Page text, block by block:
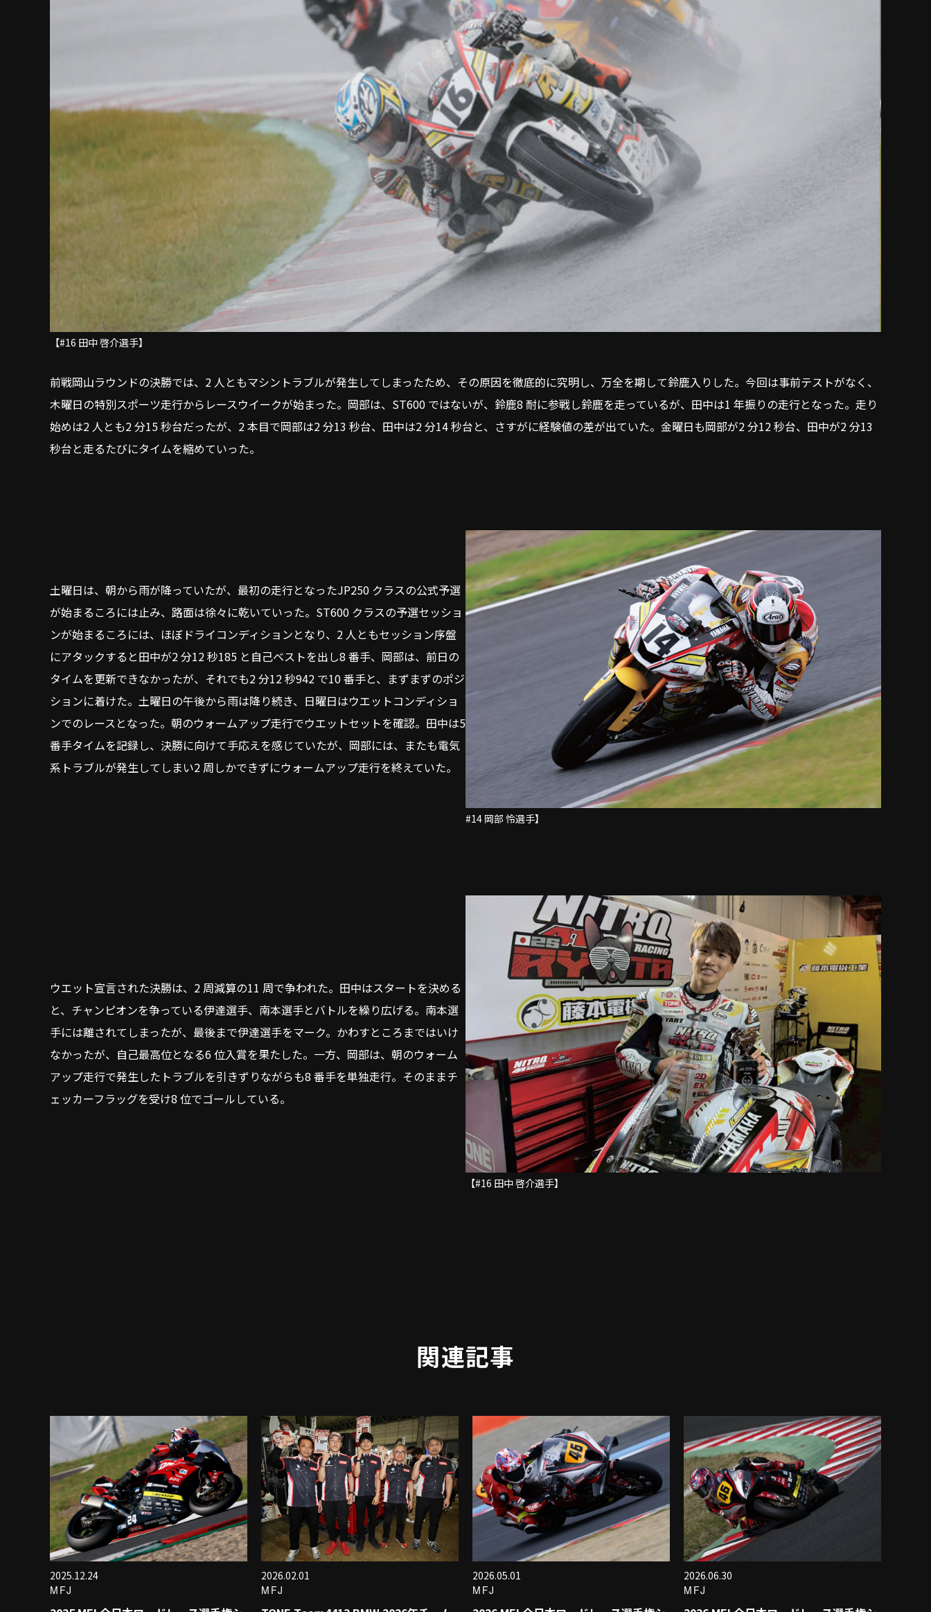
【#16 田中 啓介選手】
前戦岡山ラウンドの決勝では、2 人ともマシントラブルが発生してしまったため、その原因を徹底的に究明し、万全を期して鈴鹿入りした。今回は事前テストがなく、
木曜日の特別スポーツ走行からレースウイークが始まった。岡部は、ST600 ではないが、鈴鹿8 耐に参戦し鈴鹿を走っているが、田中は1 年振りの走行となった。走り
始めは2 人とも2 分15 秒台だったが、2 本目で岡部は2 分13 秒台、田中は2 分14 秒台と、さすがに経験値の差が出ていた。金曜日も岡部が2 分12 秒台、田中が2 分13
秒台と走るたびにタイムを縮めていった。
#14 岡部 怜選手】
土曜日は、朝から雨が降っていたが、最初の走行となったJP250 クラスの公式予選
が始まるころには止み、路面は徐々に乾いていった。ST600 クラスの予選セッショ
ンが始まるころには、ほぼドライコンディションとなり、2 人ともセッション序盤
にアタックすると田中が2 分12 秒185 と自己ベストを出し8 番手、岡部は、前日の
タイムを更新できなかったが、それでも2 分12 秒942 で10 番手と、まずまずのポジ
ションに着けた。土曜日の午後から雨は降り続き、日曜日はウエットコンディショ
ンでのレースとなった。朝のウォームアップ走行でウエットセットを確認。田中は5
番手タイムを記録し、決勝に向けて手応えを感じていたが、岡部には、またも電気
系トラブルが発生してしまい2 周しかできずにウォームアップ走行を終えていた。
【#16 田中 啓介選手】
ウエット宣言された決勝は、2 周減算の11 周で争われた。田中はスタートを決める
と、チャンピオンを争っている伊達選手、南本選手とバトルを繰り広げる。南本選
手には離されてしまったが、最後まで伊達選手をマーク。かわすところまではいけ
なかったが、自己最高位となる6 位入賞を果たした。一方、岡部は、朝のウォーム
アップ走行で発生したトラブルを引きずりながらも8 番手を単独走行。そのままチ
ェッカーフラッグを受け8 位でゴールしている。
関連記事
2025.12.24
MFJ
2026.02.01
MFJ
2026.05.01
MFJ
2026.06.30
MFJ